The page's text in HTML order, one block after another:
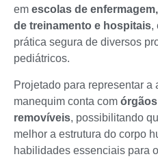
em escolas de
de treinamento e hospitais,
prática segura de diversos
pediátricos.
Projetado para representar
manequim conta com
removíveis, possibilitando
melhor a estrutura do corpo
habilidades essenciais para